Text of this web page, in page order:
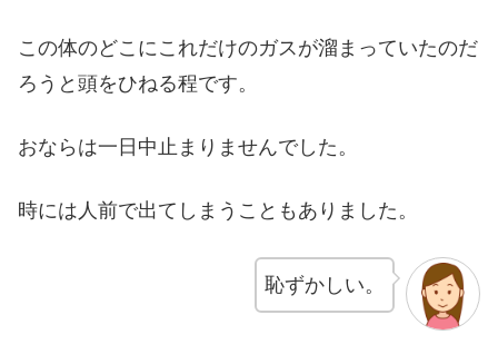
この体のどこにこれだけのガスが溜まっていたのだ
ろうと頭をひねる程です。
おならは一日中止まりませんでした。
時には人前で出てしまうこともありました。
恥ずかしい。